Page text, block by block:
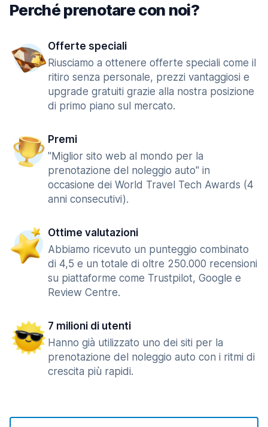
Perché prenotare con noi?
Offerte speciali
Riusciamo a ottenere offerte speciali come il
ritiro senza personale, prezzi vantaggiosi e
upgrade gratuiti grazie alla nostra posizione
di primo piano sul mercato.
Premi
"Miglior sito web al mondo per la
prenotazione del noleggio auto" in
occasione dei World Travel Tech Awards (4
anni consecutivi).
Ottime valutazioni
Abbiamo ricevuto un punteggio combinato
di 4,5 e un totale di oltre 250.000 recensioni
su piattaforme come Trustpilot, Google e
Review Centre.
7 milioni di utenti
Hanno già utilizzato uno dei siti per la
prenotazione del noleggio auto con i ritmi di
crescita più rapidi.